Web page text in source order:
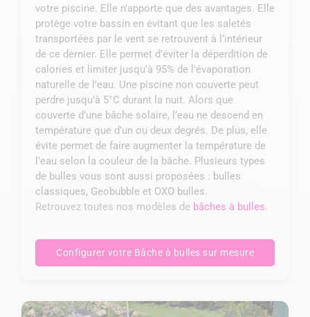
votre piscine. Elle n’apporte que des avantages. Elle
protège votre bassin en évitant que les saletés
transportées par le vent se retrouvent à l’intérieur
de ce dernier. Elle permet d’éviter la déperdition de
calories et limiter jusqu'à 95% de l'évaporation
naturelle de l'eau. Une piscine non couverte peut
perdre jusqu’à 5°C durant la nuit. Alors que
couverte d’une bâche solaire, l’eau ne descend en
température que d’un ou deux degrés. De plus, elle
évite permet de faire augmenter la température de
l’eau selon la couleur de la bâche. Plusieurs types
de bulles vous sont aussi proposées : bulles
classiques, Geobubble et OXO bulles.
Retrouvez toutes nos modèles de bâches à bulles.
Configurer votre Bâche à bulles sur mesure